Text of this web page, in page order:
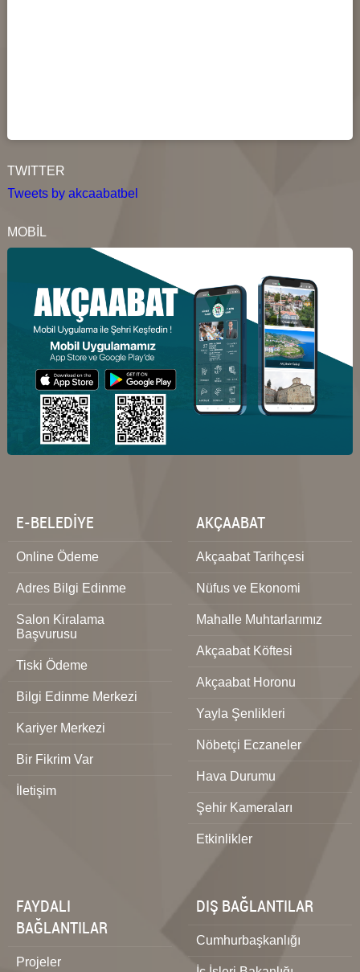
TWITTER
Tweets by akcaabatbel
MOBİL
E-BELEDİYE
Online Ödeme
Adres Bilgi Edinme
Salon Kiralama
Başvurusu
Tiski Ödeme
Bilgi Edinme Merkezi
Kariyer Merkezi
Bir Fikrim Var
İletişim
AKÇAABAT
Akçaabat Tarihçesi
Nüfus ve Ekonomi
Mahalle Muhtarlarımız
Akçaabat Köftesi
Akçaabat Horonu
Yayla Şenlikleri
Nöbetçi Eczaneler
Hava Durumu
Şehir Kameraları
Etkinlikler
FAYDALI
BAĞLANTILAR
Projeler
DIŞ BAĞLANTILAR
Cumhurbaşkanlığı